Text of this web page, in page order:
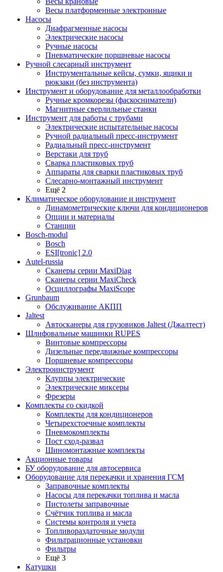
Весы платформенные электронные
Насосы
Диафрагменные насосы
Электрические насосы
Ручные насосы
Пневматические поршневые насосы
Ручной слесарный инструмент
Инструментальные кейсы, сумки, ящики и
рюкзаки (без инструмента)
Инструмент и оборудование для металлообработки
Ручные кромкорезы (фаскосниматели)
Магнитные сверлильные станки
Инструмент для работы с трубами
Электрические испытательные насосы
Ручной радиальный пресс-инструмент
Радиальный пресс-инструмент
Верстаки для труб
Сварка пластиковых труб
Аппараты для сварки пластиковых труб
Слесарно-монтажный инструмент
Ещё 2
Климатическое оборудование и инструмент
Динамометрические ключи для кондиционеров
Опции и материалы
Станции
Bosch-modul
Bosch
ESI[tronic] 2.0
Autel-russia
Сканеры серии MaxiDiag
Сканеры серии MaxiCheck
Осциллографы MaxiScope
Grunbaum
Обслуживание АКПП
Jaltest
Автосканеры для грузовиков Jaltest (Джалтест)
Шлифовальные машинки RUPES
Винтовые компрессоры
Дизельные передвижные компрессоры
Поршневые компрессоры
Электроинструмент
Клуппы электрические
Электрические миксеры
Фрезеры
Комплекты со скидкой
Комплекты для кондиционеров
Четырехстоечные комплекты
Пневмокомплекты
Пост сход-развал
Шиномонтажные комплекты
Акционные товары
БУ оборудование для автосервиса
Оборудование для перекачки и хранения ГСМ
Заправочные комплекты
Насосы для перекачки топлива и масла
Пистолеты заправочные
Счётчик топлива и масла
Системы контроля и учета
Топливораздаточные модули
Фильтрационные установки
Фильтры
Ещё 3
Катушки